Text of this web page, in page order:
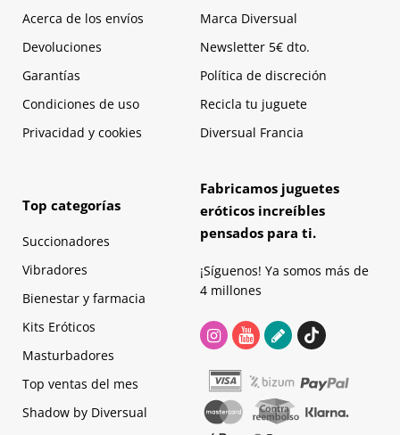
Acerca de los envíos
Devoluciones
Garantías
Condiciones de uso
Privacidad y cookies
Marca Diversual
Newsletter 5€ dto.
Política de discreción
Recicla tu juguete
Diversual Francia
Top categorías
Succionadores
Vibradores
Bienestar y farmacia
Kits Eróticos
Masturbadores
Top ventas del mes
Shadow by Diversual
Fabricamos juguetes
eróticos increíbles
pensados para ti.
¡Síguenos! Ya somos más de
4 millones